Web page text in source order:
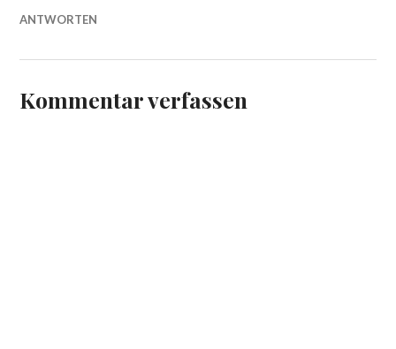
ANTWORTEN
Kommentar verfassen